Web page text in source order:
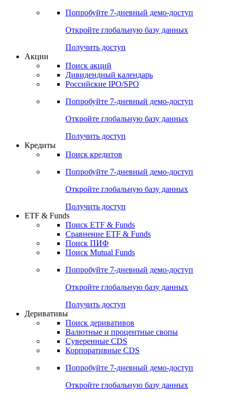
Попробуйте 7-дневный демо-доступ
Откройте глобальную базу данных
Получить доступ
Акции
Поиск акций
Дивидендный календарь
Российские IPO/SPO
Попробуйте 7-дневный демо-доступ
Откройте глобальную базу данных
Получить доступ
Кредиты
Поиск кредитов
Попробуйте 7-дневный демо-доступ
Откройте глобальную базу данных
Получить доступ
ETF & Funds
Поиск ETF & Funds
Сравнение ETF & Funds
Поиск ПИФ
Поиск Mutual Funds
Попробуйте 7-дневный демо-доступ
Откройте глобальную базу данных
Получить доступ
Деривативы
Поиск деривативов
Валютные и процентные свопы
Суверенные CDS
Корпоративные CDS
Попробуйте 7-дневный демо-доступ
Откройте глобальную базу данных